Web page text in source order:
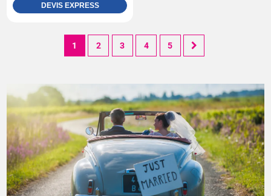
DEVIS EXPRESS
1 2 3 4 5